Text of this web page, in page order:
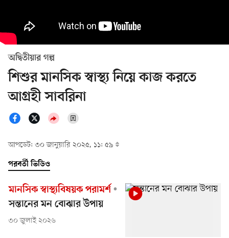
অদ্বিতীয়ার গল্প
শিশুর মানসিক স্বাস্থ্য নিয়ে কাজ করতে
আগ্রহী সাবরিনা
আপডেট: ৩০ জানুয়ারি ২০২৫, ১১: ৫৯
পরবর্তী ভিডিও
মানসিক স্বাস্থ্যবিষয়ক পরামর্শ
সন্তানের মন বোঝার উপায়
৩০ জুলাই ২০২৬